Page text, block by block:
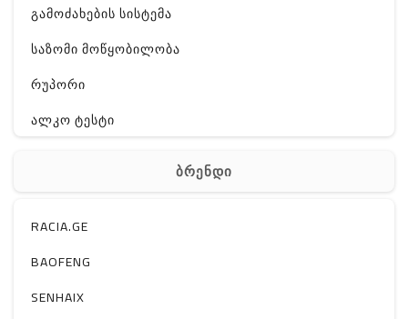
გამოძახების სისტემა
საზომი მოწყობილობა
რუპორი
ალკო ტესტი
ელ. მოწყობილობები
მაგნიტი
სხვა
ბრენდი
RACIA.GE
BAOFENG
SENHAIX